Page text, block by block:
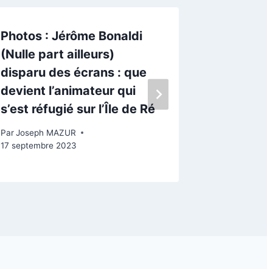
Photos : Jérôme Bonaldi
(Nulle part ailleurs)
disparu des écrans : que
devient l’animateur qui
s’est réfugié sur l’Île de Ré
Par Joseph MAZUR
17 septembre 2023